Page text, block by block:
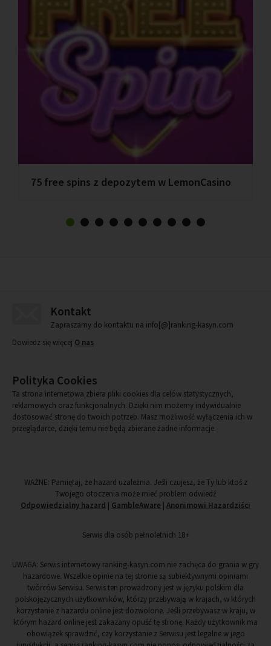
75 free spins z depozytem w LemonCasino
Kontakt
Zapraszamy do kontaktu na info[@]ranking-kasyn.com
Dowiedz się więcej O nas
Polityka Cookies
Ta strona internetowa zbiera pliki cookies dla celów statystycznych,
reklamowych oraz funkcjonalnych. Dzięki nim możemy indywidualnie
dostosować stronę do twoich potrzeb. Masz możliwość wyłączenia ich w
przeglądarce, dzięki temu nie będą zbierane żadne informacje.
WAŻNE: Pamiętaj, że hazard uzależnia. Jeśli czujesz, że Ty lub ktoś z
Twojego otoczenia może mieć problem odwiedź
Odpowiedzialny hazard | GambleAware | Anonimowi Hazardziści
Serwis dla osób pełnoletnich 18+
UWAGA: Serwis internetowy ranking-kasyn.com nie zachęca do grania w gry
hazardowe. Wszelkie opinie na tej stronie są subiektywnymi opiniami
twórców Serwisu. Serwis ten prowadzony jest w języku polskim dla
polskojęzycznych użytkowników, którzy przebywają w krajach, w których
korzystanie z hazardu online jest dozwolone. Jeśli przebywasz w kraju, w
którym hazard online jest zakazany opuść tę stronę. Każdy użytkownik ma
obowiązek sprawdzić, czy korzystanie z Serwisu jest legalne w jego